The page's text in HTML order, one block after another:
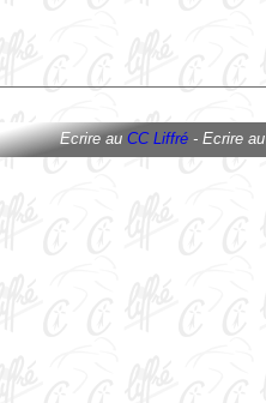
Ecrire au CC Liffré - Ecrire au